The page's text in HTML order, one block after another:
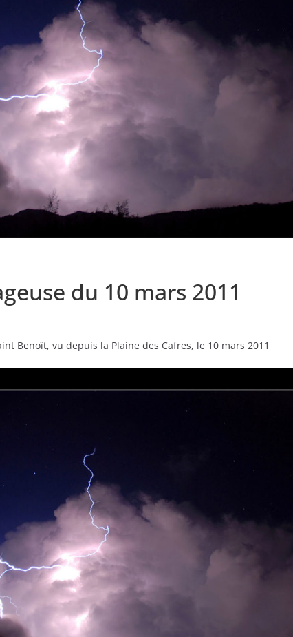
du 10 mars 2011
Benoît, vu depuis la Plaine des Cafres, le 10 mars 2011